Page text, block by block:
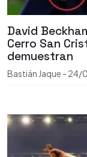
David
Cerro San
demuestran
Bastián Jaque - 24/